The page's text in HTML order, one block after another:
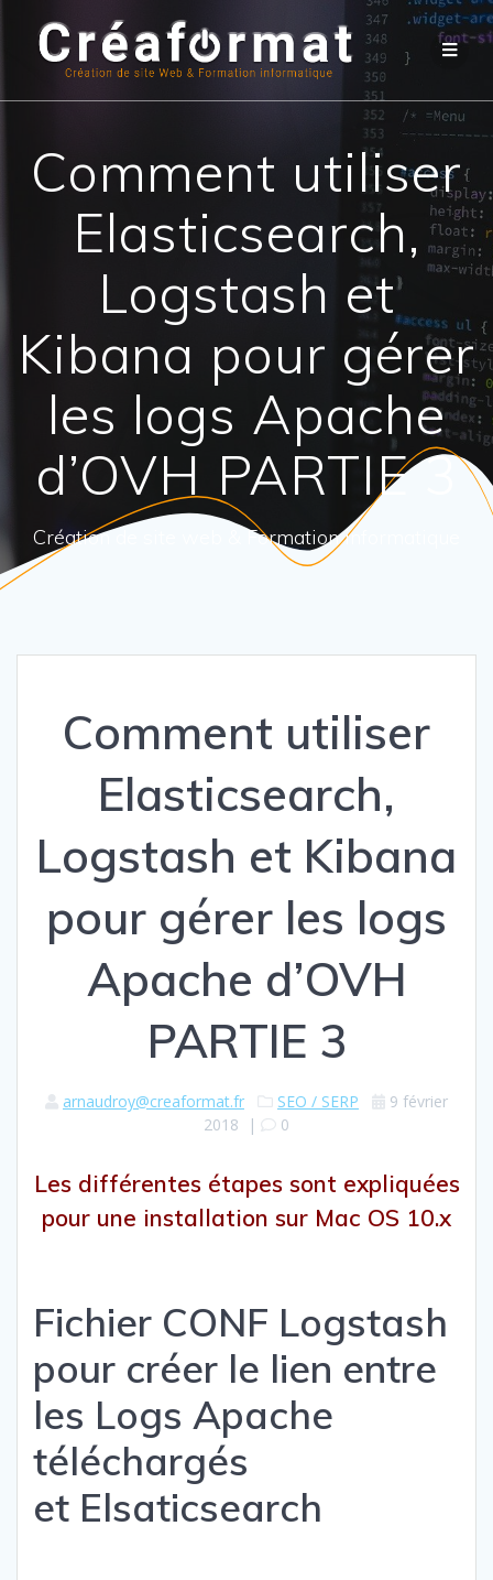
Comment utiliser
Elasticsearch,
Logstash et
Kibana pour gérer
les logs Apache
d’OVH PARTIE 3
Création de site web & Formation informatique
Comment utiliser
Elasticsearch,
Logstash et Kibana
pour gérer les logs
Apache d’OVH
PARTIE 3
arnaudroy@creaformat.fr SEO / SERP
9 février
2018 | 0
Les différentes étapes sont expliquées
pour une installation sur Mac OS 10.x
Fichier CONF Logstash
pour créer le lien entre
les Logs Apache
téléchargés
et Elsaticsearch